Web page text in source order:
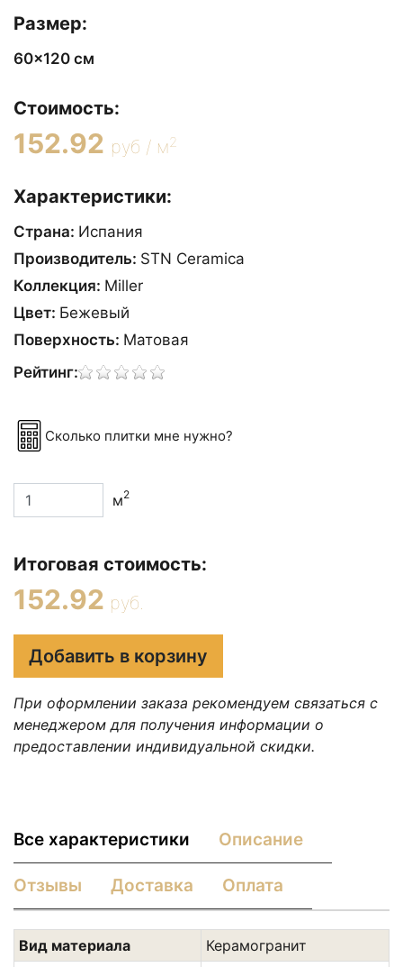
Размер:
60x120 см
Стоимость:
152.92 руб / м2
Характеристики:
Страна: Испания
Производитель: STN Ceramica
Коллекция: Miller
Цвет: Бежевый
Поверхность: Матовая
Рейтинг:
Сколько плитки мне нужно?
м2
Итоговая стоимость:
152.92 руб.
Добавить в корзину
При оформлении заказа рекомендуем связаться с
менеджером для получения информации о
предоставлении индивидуальной скидки.
Все характеристики Описание
Отзывы Доставка Оплата
Вид материала Керамогранит